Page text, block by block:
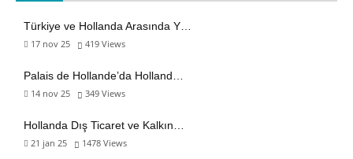
Türkiye ve Hollanda Arasında Y…
17 nov 25 419 Views
Palais de Hollande’da Holland…
14 nov 25 349 Views
Hollanda Dış Ticaret ve Kalkın…
21 jan 25 1478 Views